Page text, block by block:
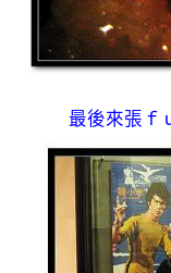
最後來張ｆ